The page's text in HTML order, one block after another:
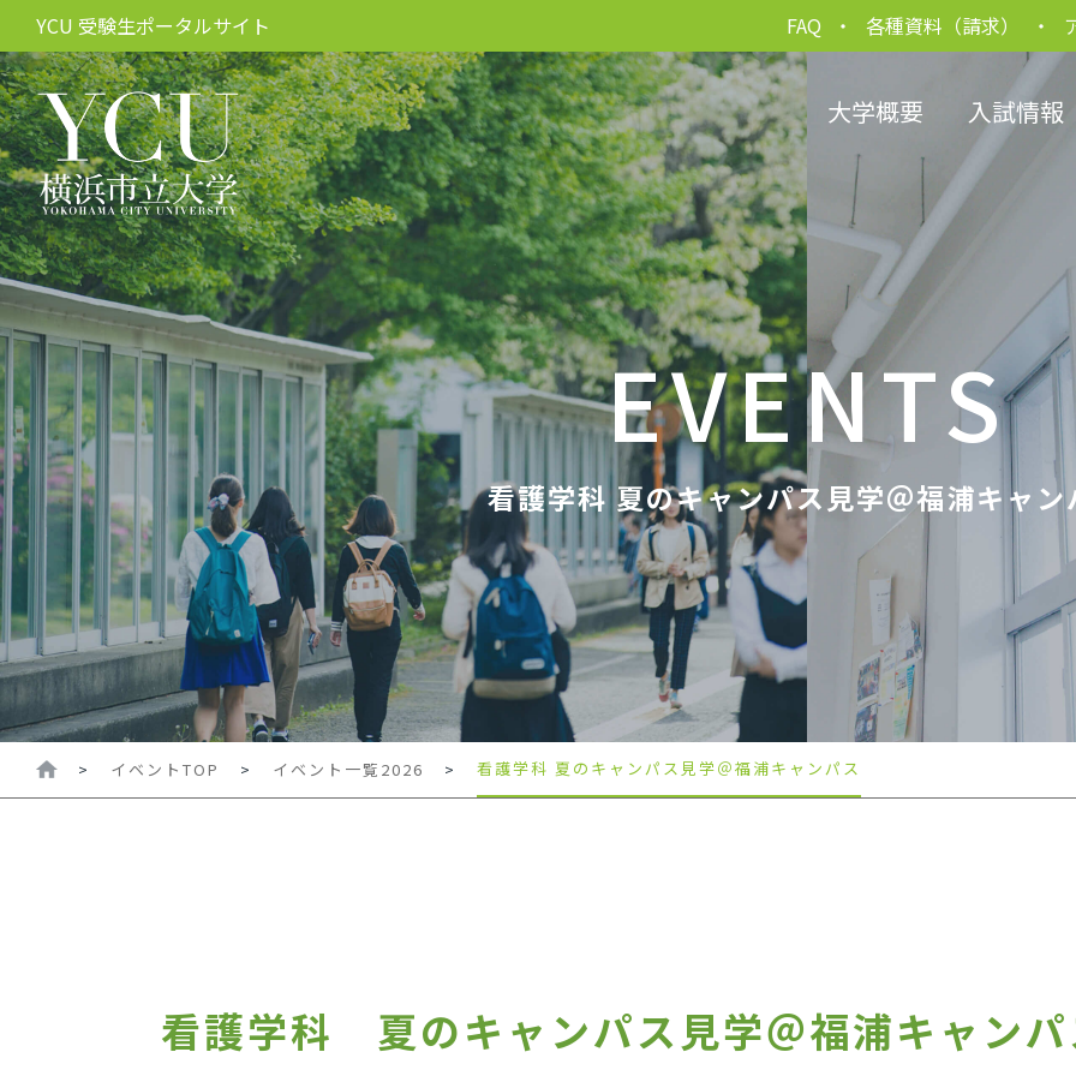
YCU 受験生ポータルサイト FAQ 各種資料（請求）
大学概要 入試情報
EVENTS
看護学科 夏のキャンパス見学＠福浦キャン
> イベントTOP > イベント一覧2026 > 看護学科 夏のキャンパス見学＠福浦キャンパス
看護学科 夏のキャンパス見学＠福浦キャン